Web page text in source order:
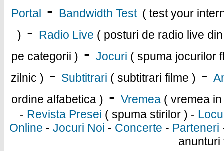
Portal - Bandwidth Test ( test your
) - Radio Live ( posturi de radio live
pe categorii ) - Jocuri ( spuma jocurilor
zilnic ) - Subtitrari ( subtitrari filme ) -
ordine alfabetica ) - Vremea ( vremea
- Revista Presei ( spuma stirilor ) -
Online - Jocuri Noi - Concerte - Parteneri
anunturi